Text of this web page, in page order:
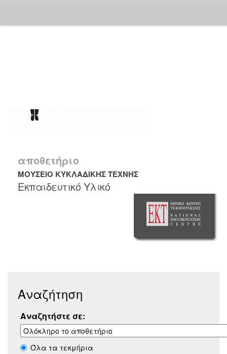
αποθετήριο
ΜΟΥΣΕΙΟ ΚΥΚΛΑΔΙΚΗΣ ΤΕΧΝΗΣ
Εκπαιδευτικό Υλικό
Αναζήτηση
Αναζητήστε σε:
Όλα τα τεκμήρια